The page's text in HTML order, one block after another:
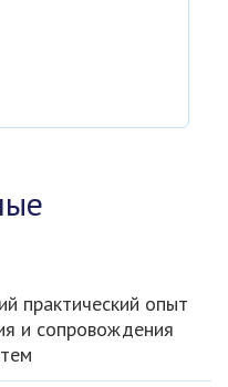
практический опыт
и сопровождения